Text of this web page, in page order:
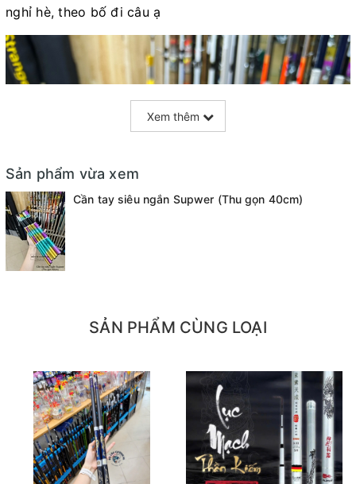
nghỉ hè, theo bố đi câu ạ
Xem thêm
Sản phẩm vừa xem
Cần tay siêu ngắn Supwer (Thu gọn 40cm)
SẢN PHẨM CÙNG LOẠI